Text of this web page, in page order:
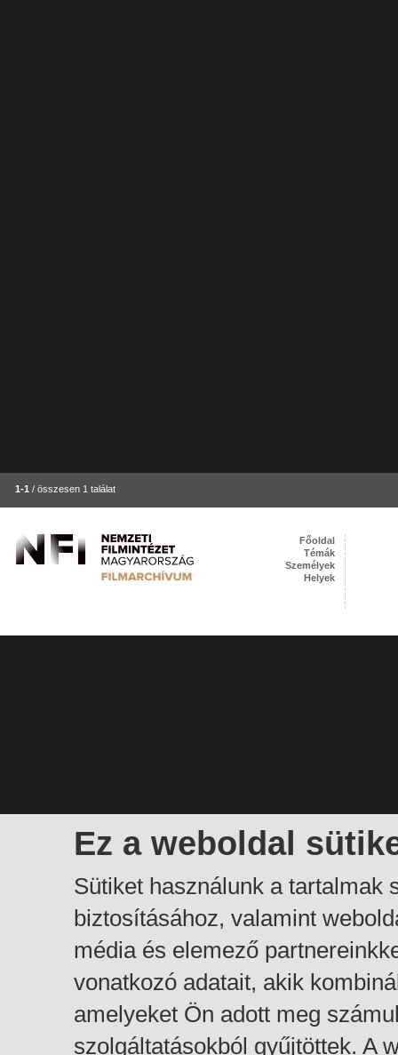
1-1 / összesen 1 találat
Ez a weboldal
Sütiket használunk a tartalmak
biztosításához, valamint
média és elemező
vonatkozó adatait, akik
amelyeket Ön adott meg
szolgáltatásokból gyűjtöttek. A
Főoldal
Témák
Személyek
Helyek